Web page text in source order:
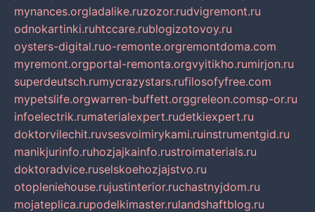
mynances.orgladalike.ruzozor.rudvigremont.ru
odnokartinki.ruhtccare.rublogizotovoy.ru
oysters-digital.ruo-remonte.orgremontdoma.com
myremont.orgportal-remonta.orgvyitikho.rumirjon.ru
superdeutsch.rumycrazystars.rufilosofyfree.com
mypetslife.orgwarren-buffett.orggreleon.comsp-or.ru
infoelectrik.rumaterialexpert.rudetkiexpert.ru
doktorvilechit.ruvsesvoimirykami.ruinstrumentgid.ru
manikjurinfo.ruhozjajkainfo.rustroimaterials.ru
doktoradvice.ruselskoehozjajstvo.ru
otopleniehouse.rujustinterior.ruchastnyjdom.ru
mojateplica.rupodelkimaster.rulandshaftblog.ru